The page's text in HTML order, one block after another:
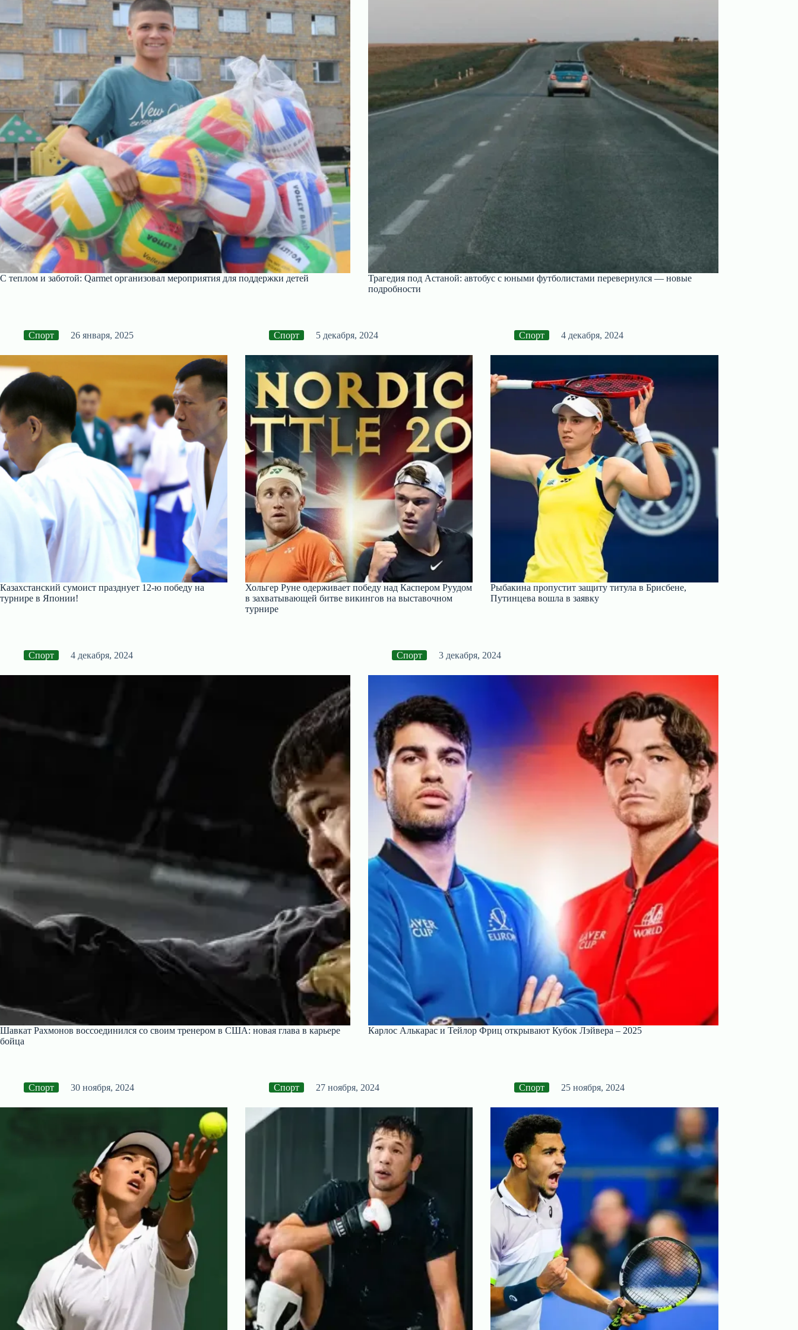
С теплом и заботой: Qarmet организовал мероприятия для поддержки детей
Трагедия под Астаной: автобус с юными футболистами перевернулся — новые
подробности
Спорт 26 января, 2025
Казахстанский сумоист празднует 12-ю победу на
турнире в Японии!
Спорт 5 декабря, 2024
Хольгер Руне одерживает победу над Каспером Руудом
в захватывающей битве викингов на выставочном
турнире
Спорт 4 декабря, 2024
Рыбакина пропустит защиту титула в Брисбене,
Путинцева вошла в заявку
Спорт 4 декабря, 2024
Шавкат Рахмонов воссоединился со своим тренером в США: новая глава в карьере
бойца
Спорт 3 декабря, 2024
Карлос Алькарас и Тейлор Фриц открывают Кубок Лэйвера – 2025
Спорт 30 ноября, 2024 Спорт 27 ноября, 2024 Спорт 25 ноября, 2024